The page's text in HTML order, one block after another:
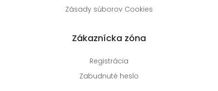
Zásady súborov Cookies
Zákaznícka zóna
Registrácia
Zabudnuté heslo